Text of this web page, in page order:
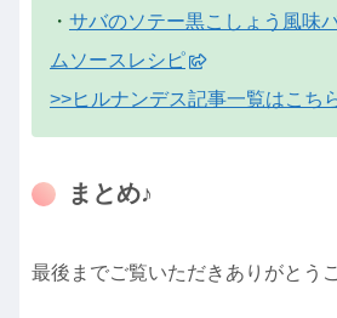
・ サバのソテー黒こしょう風味
ムソースレシピ
>>ヒルナンデス記事一覧はこち
まとめ♪
最後までご覧いただきありがとう